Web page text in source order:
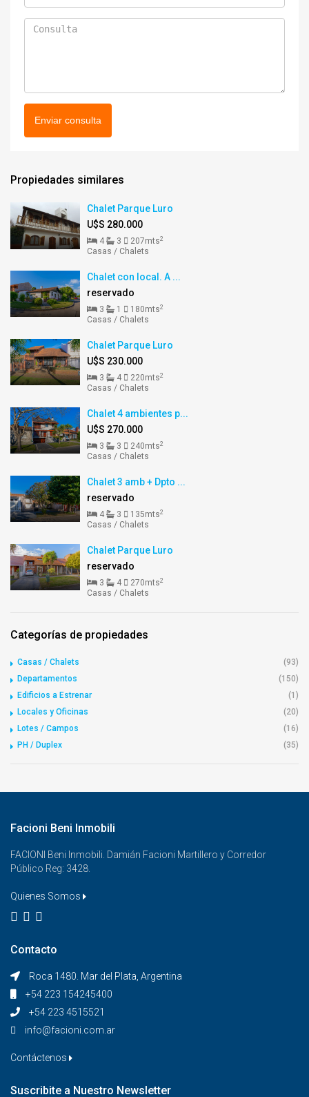
Enviar consulta
Propiedades similares
Chalet Parque Luro
U$S 280.000
4 3 207mts2
Casas / Chalets
Chalet con local. A ...
reservado
3 1 180mts2
Casas / Chalets
Chalet Parque Luro
U$S 230.000
3 4 220mts2
Casas / Chalets
Chalet 4 ambientes p...
U$S 270.000
3 3 240mts2
Casas / Chalets
Chalet 3 amb + Dpto ...
reservado
4 3 135mts2
Casas / Chalets
Chalet Parque Luro
reservado
3 4 270mts2
Casas / Chalets
Categorías de propiedades
Casas / Chalets
(93)
Departamentos
(150)
Edificios a Estrenar
(1)
Locales y Oficinas
(20)
Lotes / Campos
(16)
PH / Duplex
(35)
Facioni Beni Inmobili
FACIONI Beni Inmobili. Damián Facioni Martillero y Corredor
Público Reg: 3428.
Quienes Somos
Contacto
Roca 1480. Mar del Plata, Argentina
+54 223 154245400
+54 223 4515521
info@facioni.com.ar
Contáctenos
Suscribite a Nuestro Newsletter